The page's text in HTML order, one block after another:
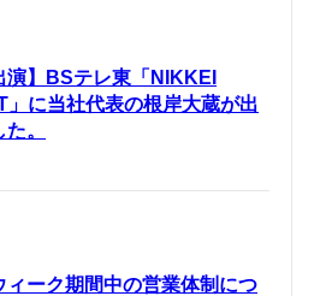
演】BSテレ東「NIKKEI
」に当社代表の根岸大蔵が出
。
ィーク期間中の営業体制につ